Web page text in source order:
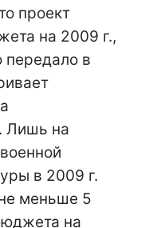
проект
на 2009 г.,
передало в
Лишь на
в 2009 г.
меньше 5
на